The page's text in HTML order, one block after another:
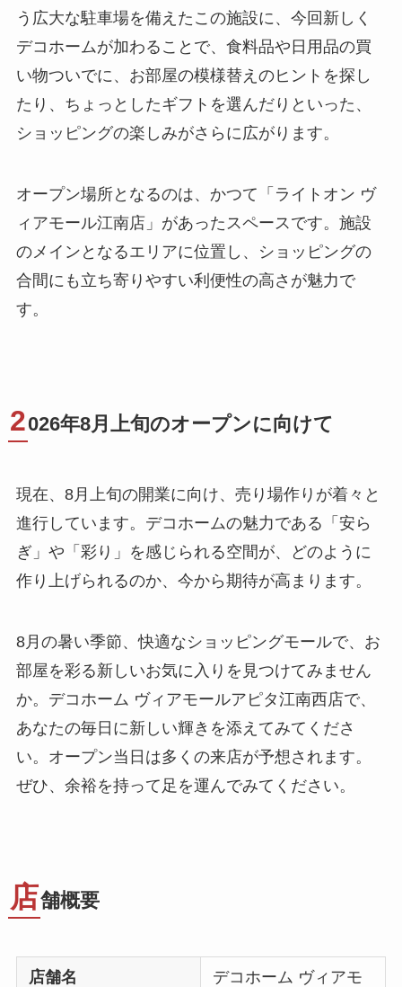
う広大な駐車場を備えたこの施設に、今回新しく
デコホームが加わることで、食料品や日用品の買
い物ついでに、お部屋の模様替えのヒントを探し
たり、ちょっとしたギフトを選んだりといった、
ショッピングの楽しみがさらに広がります。
オープン場所となるのは、かつて「ライトオン ヴ
ィアモール江南店」があったスペースです。施設
のメインとなるエリアに位置し、ショッピングの
合間にも立ち寄りやすい利便性の高さが魅力で
す。
2026年8月上旬のオープンに向けて
現在、8月上旬の開業に向け、売り場作りが着々と
進行しています。デコホームの魅力である「安ら
ぎ」や「彩り」を感じられる空間が、どのように
作り上げられるのか、今から期待が高まります。
8月の暑い季節、快適なショッピングモールで、お
部屋を彩る新しいお気に入りを見つけてみません
か。デコホーム ヴィアモールアピタ江南西店で、
あなたの毎日に新しい輝きを添えてみてくださ
い。オープン当日は多くの来店が予想されます。
ぜひ、余裕を持って足を運んでみてください。
店舗概要
店舗名
デコホーム ヴィアモ